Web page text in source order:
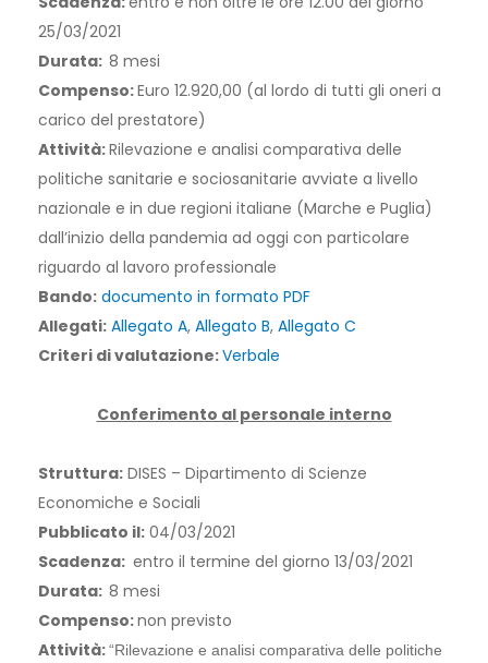
25/03/2021
Durata: 8 mesi
Compenso:Euro 12.920,00 (al lordo di tutti gli oneri a
carico del prestatore)
Attività:Rilevazione e analisi comparativa delle
politiche sanitarie e sociosanitarie avviate a livello
nazionale e in due regioni italiane (Marche e Puglia)
dall’inizio della pandemia ad oggi con particolare
riguardo al lavoro professionale
Bando: documento in formato PDF
Allegati: Allegato A, Allegato B, Allegato C
Criteri di valutazione:Verbale
Conferimento al personale interno
Struttura: DISES – Dipartimento di Scienze
Economiche e Sociali
Pubblicato il: 04/03/2021
Scadenza: entro il termine del giorno 13/03/2021
Durata: 8 mesi
Compenso:non previsto
Attività:“Rilevazione e analisi comparativa delle politiche